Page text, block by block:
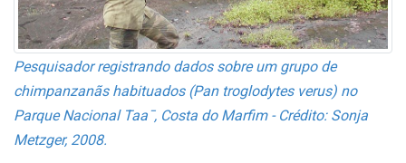
Pesquisador registrando dados sobre um grupo de
chimpanzanãs habituados (Pan troglodytes verus) no
Parque Nacional Taa¯, Costa do Marfim - Crédito: Sonja
Metzger, 2008.